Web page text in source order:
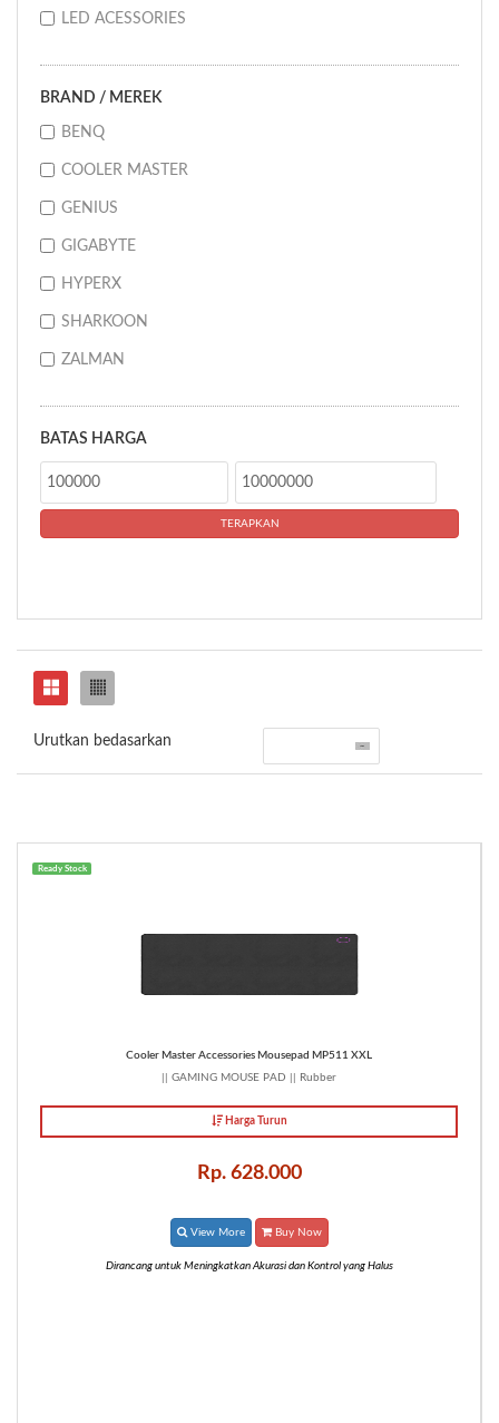
LED ACESSORIES
BRAND / MEREK
BENQ
COOLER MASTER
GENIUS
GIGABYTE
HYPERX
SHARKOON
ZALMAN
BATAS HARGA
Urutkan bedasarkan
Ready Stock
Cooler Master Accessories Mousepad MP511 XXL
|| GAMING MOUSE PAD || Rubber
Harga Turun
Rp. 628.000
View More Buy Now
Dirancang untuk Meningkatkan Akurasi dan Kontrol yang Halus